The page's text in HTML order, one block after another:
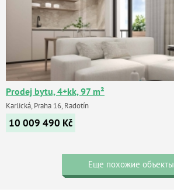
Prodej bytu, 4+kk, 97 m²
Karlická, Praha 16, Radotín
10 009 490 Kč
Еще похожие объекты